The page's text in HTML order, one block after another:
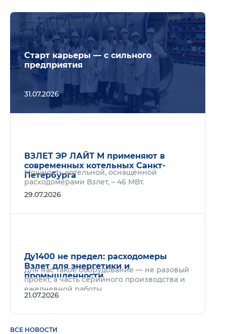
Старт карьеры — с сильного
предприятия
31.07.2026
ВЗЛЕТ ЭР ЛАЙТ М применяют в
современных котельных Санкт-
Петербурга
Мощность котельной, оснащённой
расходомерами Взлет, – 46 МВт.
29.07.2026
Ду1400 не предел: расходомеры
Взлет для энергетики и
промышленности
Для нас такое оборудование — не разовый
проект, а часть серийного производства и
ежедневной работы.
21.07.2026
ВСЕ НОВОСТИ